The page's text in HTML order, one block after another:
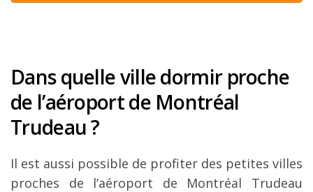
Dans quelle ville dormir proche
de l’aéroport de Montréal
Trudeau ?
Il est aussi possible de profiter des petites villes
proches de l’aéroport de Montréal Trudeau